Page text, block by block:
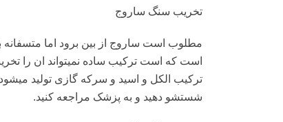
تخریب سنگ ساروج
مطلوب است ساروج از بین برود اما
است که است ترکیب ساده نمیتواند ان را
ترکیب الکل و اسید و سرکه گازی تولید
شستشو دهید و به پزشک مراجعه کنید.